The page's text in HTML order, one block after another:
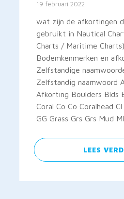
19 februari 2022
wat zijn de afkortingen
gebruikt in Nautical
Charts / Maritime Charts)
Bodemkenmerken en
Zelfstandige
Zelfstandig naamwoord
Afkorting Boulders Blds
Coral Co Co Coralhead
GG Grass Grs Grs Mud
LEES